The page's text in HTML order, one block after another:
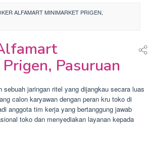
ALFAMART MINIMARKET PRIGEN,
Pasuruan
jaringan ritel yang dijangkau secara luas
calon karyawan dengan peran kru toko di
anggota tim kerja yang bertanggung jawab
toko dan menyediakan layanan kepada